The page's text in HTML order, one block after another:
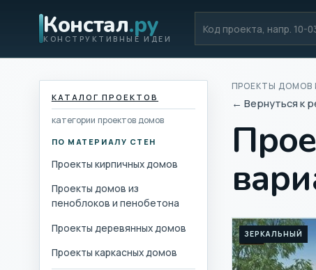
Констал.ру
КОНСТРУКТИВНЫЕ ИДЕИ
КАТАЛОГ ПРОЕКТОВ
категории проектов домов
ПО МАТЕРИАЛУ СТЕН
Проекты кирпичных домов
Проекты домов из
пеноблоков и пенобетона
Проекты деревянных домов
Проекты каркасных домов
ПРОЕКТЫ ДОМОВ
← Вернуться к
3D
ЗЕРКАЛЬНЫЙ